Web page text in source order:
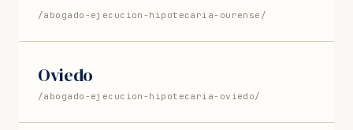
/abogado-ejecucion-hipotecaria-ourense/
Oviedo
/abogado-ejecucion-hipotecaria-oviedo/